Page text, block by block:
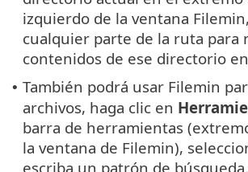
izquierdo de la ventana
cualquier parte de la ruta para
contenidos de ese directorio
• También podrá usar Filemin
archivos, haga clic en
barra de herramientas
la ventana de Filemin),
escriba un patrón de búsqueda.